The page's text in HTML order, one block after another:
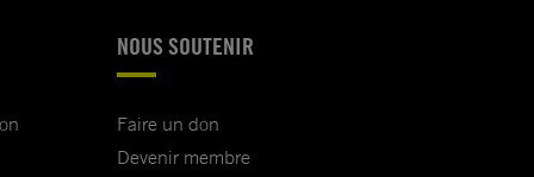
NOUS SOUTENIR
Faire un don
Devenir membre